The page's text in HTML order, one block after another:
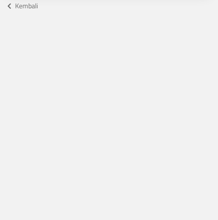
Kembali